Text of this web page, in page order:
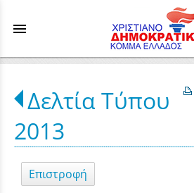
menu
Δελτία Τύπου
2013
Επιστροφή